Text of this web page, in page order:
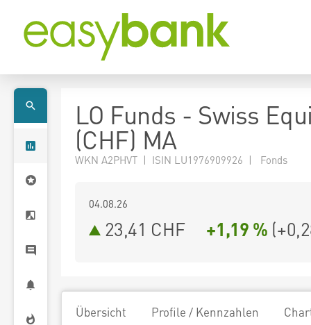
LO Funds - Swiss
(CHF) MA
WKN A2PHVT | ISIN LU1976909926 | Fonds
04.08.26
23,41 CHF +1,19 % (
Übersicht Profile / Kennzahlen